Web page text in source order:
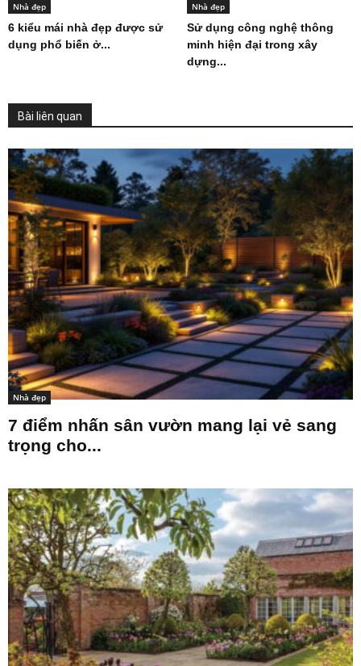
Nhà đẹp
6 kiểu mái nhà đẹp được sử
dụng phổ biến ở...
Nhà đẹp
Sử dụng công nghệ thông
minh hiện đại trong xây
dựng...
Bài liên quan
Nhà đẹp
7 điểm nhấn sân vườn mang lại vẻ sang
trọng cho...